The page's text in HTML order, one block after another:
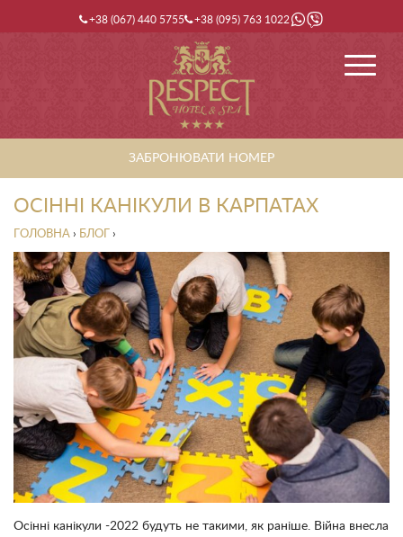
+38 (067) 440 5755 +38 (095) 763 1022
ЗАБРОНЮВАТИ НОМЕР
ОСІННІ КАНІКУЛИ В КАРПАТАХ
ГОЛОВНА › БЛОГ ›
Осінні канікули -2022 будуть не такими, як раніше. Війна внесла